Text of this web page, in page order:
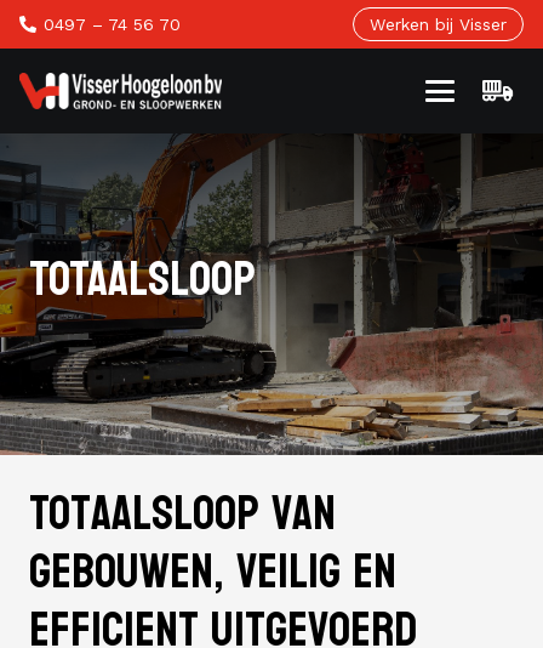
0497 – 74 56 70 Werken bij Visser
TOTAALSLOOP
Totaalsloop van
gebouwen, veilig en
efficient uitgevoerd